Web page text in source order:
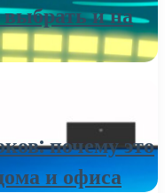
и на
почему это
и офиса